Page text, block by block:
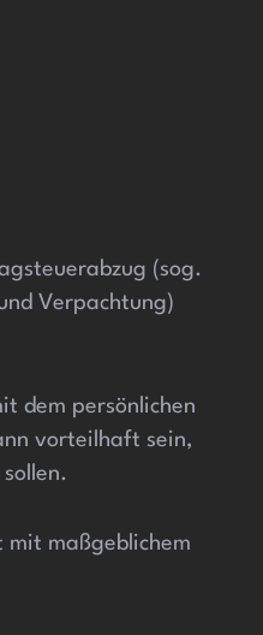
(sog.
Verpachtung)
dem persönlichen
vorteilhaft sein,
mit maßgeblichem